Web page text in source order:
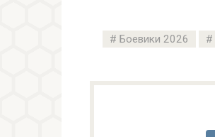
Боевики 2026